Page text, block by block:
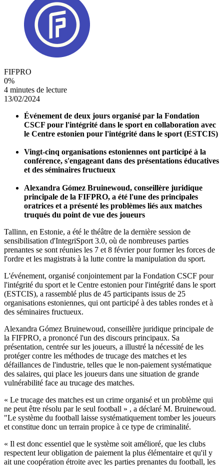
FIFPRO
0%
4 minutes de lecture
13/02/2024
Événement de deux jours organisé par la Fondation
CSCF pour l'intégrité dans le sport en collaboration avec
le Centre estonien pour l'intégrité dans le sport (ESTCIS)
Vingt-cinq organisations estoniennes ont participé à la
conférence, s'engageant dans des présentations éducatives
et des séminaires fructueux
Alexandra Gómez Bruinewoud, conseillère juridique
principale de la FIFPRO, a été l'une des principales
oratrices et a présenté les problèmes liés aux matches
truqués du point de vue des joueurs
Tallinn, en Estonie, a été le théâtre de la dernière session de
sensibilisation d'IntegriSport 3.0, où de nombreuses parties
prenantes se sont réunies les 7 et 8 février pour former les forces de
l'ordre et les magistrats à la lutte contre la manipulation du sport.
L'événement, organisé conjointement par la Fondation CSCF pour
l'intégrité du sport et le Centre estonien pour l'intégrité dans le sport
(ESTCIS), a rassemblé plus de 45 participants issus de 25
organisations estoniennes, qui ont participé à des tables rondes et à
des séminaires fructueux.
Alexandra Gómez Bruinewoud, conseillère juridique principale de
la FIFPRO, a prononcé l'un des discours principaux. Sa
présentation, centrée sur les joueurs, a illustré la nécessité de les
protéger contre les méthodes de trucage des matches et les
défaillances de l'industrie, telles que le non-paiement systématique
des salaires, qui place les joueurs dans une situation de grande
vulnérabilité face au trucage des matches.
« Le trucage des matches est un crime organisé et un problème qui
ne peut être résolu par le seul football » , a déclaré M. Bruinewoud.
"Le système du football laisse systématiquement tomber les joueurs
et constitue donc un terrain propice à ce type de criminalité.
« Il est donc essentiel que le système soit amélioré, que les clubs
respectent leur obligation de paiement la plus élémentaire et qu'il y
ait une coopération étroite avec les parties prenantes du football, les